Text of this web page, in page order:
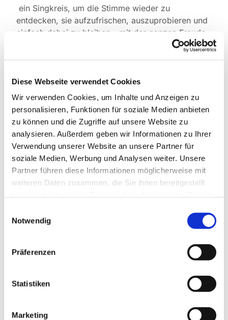
Diese Webseite verwendet Cookies
Wir verwenden Cookies, um Inhalte und Anzeigen zu
personalisieren, Funktionen für soziale Medien anbieten
zu können und die Zugriffe auf unsere Website zu
analysieren. Außerdem geben wir Informationen zu Ihrer
Verwendung unserer Website an unsere Partner für
soziale Medien, Werbung und Analysen weiter. Unsere
Partner führen diese Informationen möglicherweise mit
weiteren Daten zusammen, die Sie ihnen bereitgestellt
Notwendig
Präferenzen
Statistiken
Marketing
ein Singkreis, um die Stimme wieder zu
entdecken, sie aufzufrischen, auszuprobieren und
einfach dabei zu bleiben - mit der ganzen Freude
an: miller(at)paulus-lichterfelde.de
Hier mehr zum Singkreis